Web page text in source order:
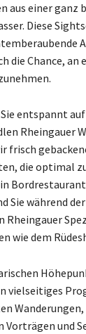
aus einer ganz
Diese
die Chance, an
entspannt
Rheingauer
frisch
die optimal
Sie während
Rheingauer
wie dem
vielseitiges
Vorträgen und